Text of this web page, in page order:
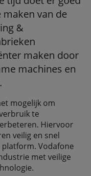
van de
&
maken door
machines en
mogelijk om
te
Hiervoor
veilig en snel
Vodafone
met veilige